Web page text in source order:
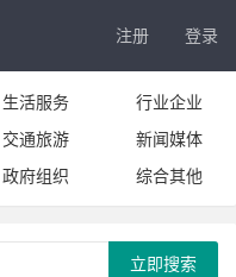
注册 登录
生活服务
行业企业
交通旅游
新闻媒体
政府组织 综合其他
立即搜索